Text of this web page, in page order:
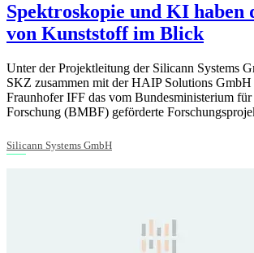
Spektroskopie und KI haben
von Kunststoff im Blick
Unter der Projektleitung der Silicann Systems
SKZ zusammen mit der HAIP Solutions GmbH
Fraunhofer IFF das vom Bundesministerium
Forschung (BMBF) geförderte
Silicann Systems GmbH